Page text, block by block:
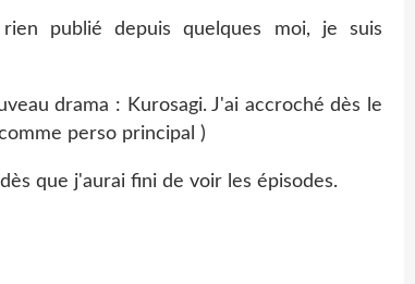
publié depuis quelques moi, je suis
drama : Kurosagi. J'ai accroché dès le
perso principal )
que j'aurai fini de voir les épisodes.